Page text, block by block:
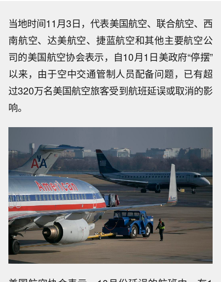
当地时间11月3日，代表美国航空、联合航空、西
南航空、达美航空、捷蓝航空和其他主要航空公
司的美国航空协会表示，自10月1日美政府“停摆”
以来，由于空中交通管制人员配备问题，已有超
过320万名美国航空旅客受到航班延误或取消的影
响。